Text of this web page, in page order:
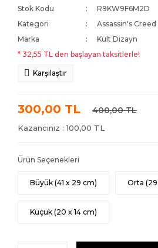
Stok Kodu
R9KW9F6M2D
Kategori
Assassin's
Marka
Kült Dizayn
* 32,55 TL den başlayan taksitlerle!
Karşılaştır
300,00 TL 400,00 TL
Kazancınız : 100,00 TL
Ürün Seçenekleri
Büyük (41 x 29 cm) Orta
Küçük (20 x 14 cm)